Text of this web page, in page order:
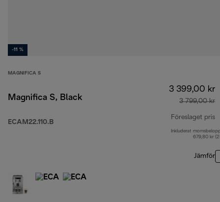
-11 %
MAGNIFICA S
Magnifica S, Black
ECAM22.110.B
3 399,00 kr
3 799,00 kr
Föreslaget pris
Inkluderat
679,80 kr
Jämför